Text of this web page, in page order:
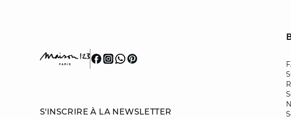
S'INSCRIRE À LA NEWSLETTER